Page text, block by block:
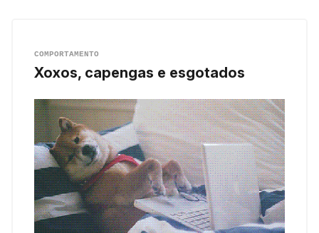
COMPORTAMENTO
Xoxos, capengas e esgotados